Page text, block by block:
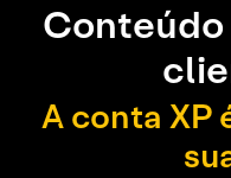
Conteúdo
A conta XP